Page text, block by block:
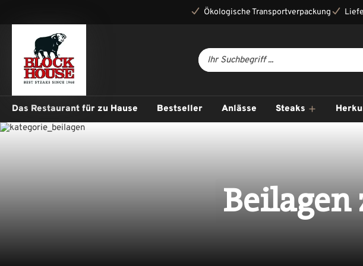
Ökologische Transportverpackung
Das Restaurant für zu Hause Bestseller Anlässe Steaks
Beilagen